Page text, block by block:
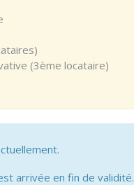
(3ème locataire)
arrivée en fin de validité.